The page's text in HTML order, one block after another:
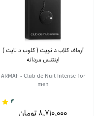
آرماف کلاب د نویت ( کلوب د نایت )
اینتنس مردانه
ARMAF - Club de Nuit Intense for
men
4
8,710,000